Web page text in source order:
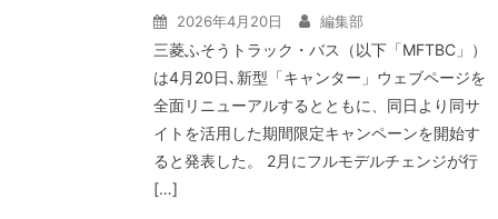
2026年4月20日 編集部
三菱ふそうトラック・バス（以下「MFTBC」）
は4月20日､新型「キャンター」ウェブページを
全面リニューアルするとともに、同日より同サ
イトを活用した期間限定キャンペーンを開始す
ると発表した。 2月にフルモデルチェンジが行
[…]